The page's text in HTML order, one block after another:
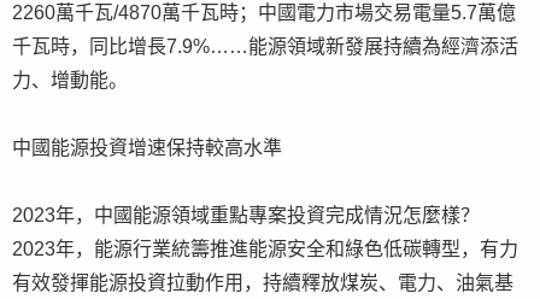
2260萬千瓦/4870萬千瓦時；中國電力市場交易電量5.7萬億
千瓦時，同比增長7.9%……能源領域新發展持續為經濟添活
力、增動能。
中國能源投資增速保持較高水準
2023年，中國能源領域重點專案投資完成情況怎麼樣？
2023年，能源行業統籌推進能源安全和綠色低碳轉型，有力
有效發揮能源投資拉動作用，持續釋放煤炭、電力、油氣基